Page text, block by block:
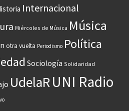
Internacional
Miércoles de Música Música
otra vuelta Periodismo Política
Sociología Solidaridad
UdelaRUNI Radio